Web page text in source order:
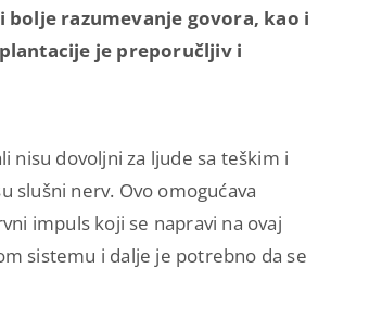
razumevanje govora, kao i
je preporučljiv i
nisu dovoljni za ljude sa teškim i
nerv. Ovo omogućava
impuls koji se napravi na ovaj
sistemu i dalje je potrebno da se